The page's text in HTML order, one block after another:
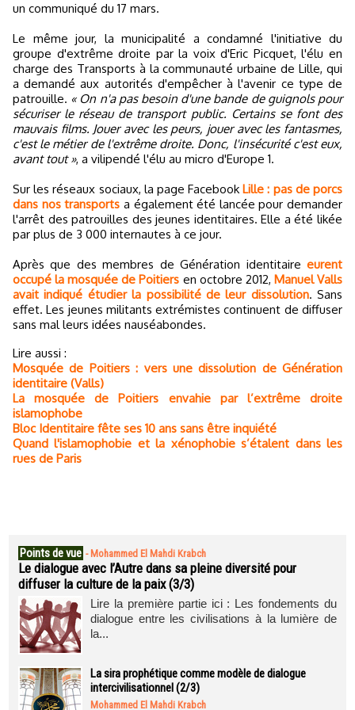
un communiqué du 17 mars.
Le même jour, la municipalité a condamné l'initiative du
groupe d'extrême droite par la voix d'Eric Picquet, l'élu en
charge des Transports à la communauté urbaine de Lille, qui
a demandé aux autorités d'empêcher à l'avenir ce type de
patrouille. « On n'a pas besoin d'une bande de guignols pour
sécuriser le réseau de transport public. Certains se font des
mauvais films. Jouer avec les peurs, jouer avec les fantasmes,
c'est le métier de l'extrême droite. Donc, l'insécurité c'est eux,
avant tout », a vilipendé l'élu au micro d'Europe 1.
Sur les réseaux sociaux, la page FacebookLille : pas de porcs
dans nos transports a également été lancée pour demander
l'arrêt des patrouilles des jeunes identitaires. Elle a été likée
par plus de 3 000 internautes à ce jour.
Après que des membres de Génération identitaire eurent
occupé la mosquée de Poitiers en octobre 2012, Manuel Valls
avait indiqué étudier la possibilité de leur dissolution. Sans
effet. Les jeunes militants extrémistes continuent de diffuser
sans mal leurs idées nauséabondes.
Lire aussi :
Mosquée de Poitiers : vers une dissolution de Génération
identitaire (Valls)
La mosquée de Poitiers envahie par l’extrême droite
islamophobe
Bloc Identitaire fête ses 10 ans sans être inquiété
Quand l'islamophobie et la xénophobie s’étalent dans les
rues de Paris
Points de vue - Mohammed El Mahdi Krabch
Le dialogue avec l’Autre dans sa pleine diversité pour
diffuser la culture de la paix (3/3)
Lire la première partie ici : Les fondements du
dialogue entre les civilisations à la lumière de
la...
La sira prophétique comme modèle de dialogue
intercivilisationnel (2/3)
Mohammed El Mahdi Krabch